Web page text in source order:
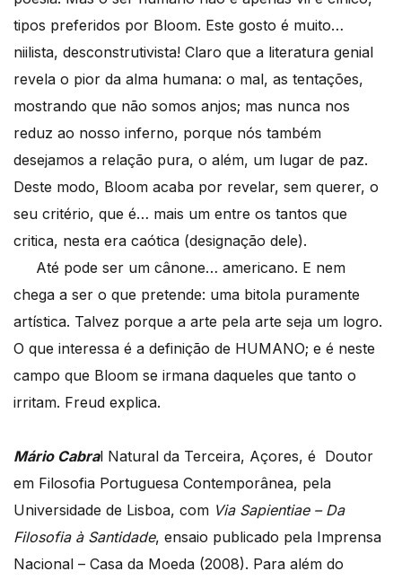
tipos preferidos por Bloom. Este gosto é muito…
niilista, desconstrutivista! Claro que a literatura genial
revela o pior da alma humana: o mal, as tentações,
mostrando que não somos anjos; mas nunca nos
reduz ao nosso inferno, porque nós também
desejamos a relação pura, o além, um lugar de paz.
Deste modo, Bloom acaba por revelar, sem querer, o
seu critério, que é… mais um entre os tantos que
critica, nesta era caótica (designação dele).
Até pode ser um cânone… americano. E nem
chega a ser o que pretende: uma bitola puramente
artística. Talvez porque a arte pela arte seja um logro.
O que interessa é a definição de HUMANO; e é neste
campo que Bloom se irmana daqueles que tanto o
irritam. Freud explica.
Mário Cabral Natural da Terceira, Açores, é Doutor
em Filosofia Portuguesa Contemporânea, pela
Universidade de Lisboa, com Via Sapientiae – Da
Filosofia à Santidade, ensaio publicado pela Imprensa
Nacional – Casa da Moeda (2008). Para além do